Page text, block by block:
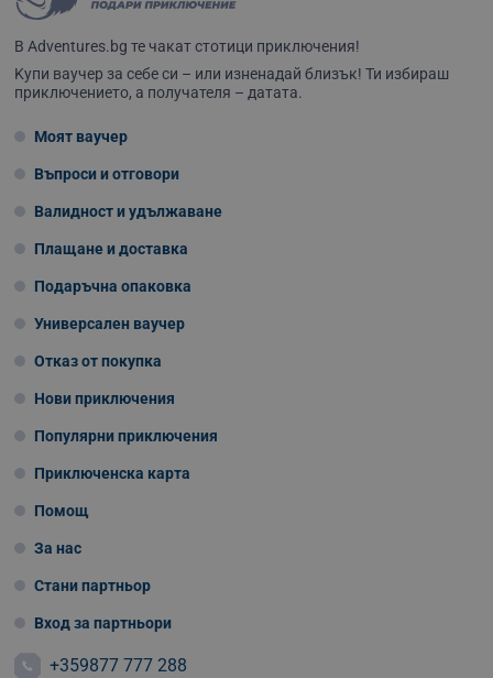
В Adventures.bg те чакат стотици приключения!
Kупи ваучер за себе си – или изненадай близък! Ти избираш
приключението, а получателя – датата.
Моят ваучер
Въпроси и отговори
Валидност и удължаване
Плащане и доставка
Подаръчна опаковка
Универсален ваучер
Отказ от покупка
Нови приключения
Популярни приключения
Приключенска карта
Помощ
За нас
Стани партньор
Вход за партньори
+359877 777 288